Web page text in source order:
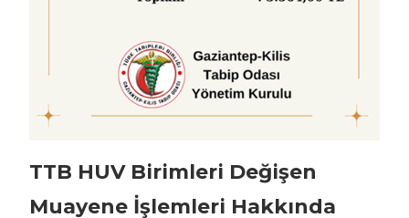
TTB HUV Birimleri Değişen
Muayene İşlemleri Hakkında